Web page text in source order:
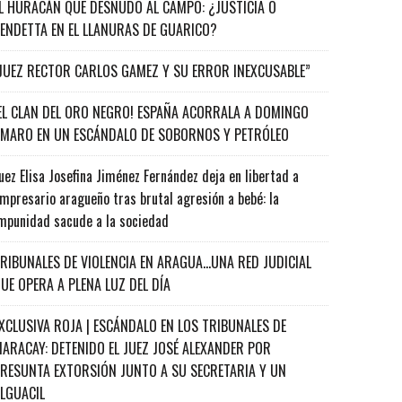
HURACÁN QUE DESNUDÓ AL CAMPO: ¿JUSTICIA O
EN EL LLANURAS DE GUARICO?
RECTOR CARLOS GAMEZ Y SU ERROR INEXCUSABLE”
CLAN DEL ORO NEGRO! ESPAÑA ACORRALA A DOMINGO
EN UN ESCÁNDALO DE SOBORNOS Y PETRÓLEO
Elisa Josefina Jiménez Fernández deja en libertad a
aragueño tras brutal agresión a bebé: la
sacude a la sociedad
DE VIOLENCIA EN ARAGUA…UNA RED JUDICIAL
OPERA A PLENA LUZ DEL DÍA
ROJA | ESCÁNDALO EN LOS TRIBUNALES DE
DETENIDO EL JUEZ JOSÉ ALEXANDER POR
EXTORSIÓN JUNTO A SU SECRETARIA Y UN